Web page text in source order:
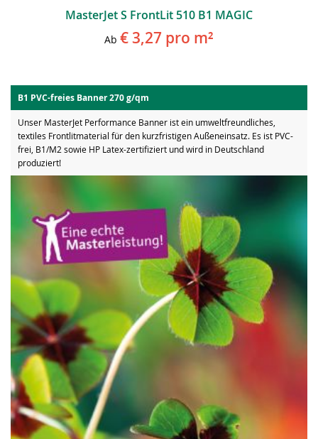
MasterJet S FrontLit 510 B1 MAGIC
Ab € 3,27 pro m²
B1 PVC-freies Banner 270 g/qm
Unser MasterJet Performance Banner ist ein umweltfreundliches,
textiles Frontlitmaterial für den kurzfristigen Außeneinsatz. Es ist PVC-
frei, B1/M2 sowie HP Latex-zertifiziert und wird in Deutschland
produziert!